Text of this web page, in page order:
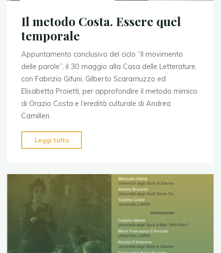
Il metodo Costa. Essere quel
temporale
Appuntamento conclusivo del ciclo “Il movimento
delle parole”, il 30 maggio alla Casa delle Letterature,
con Fabrizio Gifuni, Gilberto Scaramuzzo ed
Elisabetta Proietti, per approfondire il metodo mimico
di Orazio Costa e l’eredità culturale di Andrea
Camilleri.
Leggi tutto
metodo
Essere